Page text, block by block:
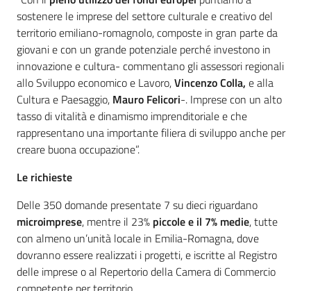
sostenere le imprese del settore culturale e creativo del
territorio emiliano-romagnolo, composte in gran parte da
giovani e con un grande potenziale perché investono in
innovazione e cultura- commentano gli assessori regionali
allo Sviluppo economico e Lavoro,Vincenzo Colla, e alla
Cultura e Paesaggio, Mauro Felicori-. Imprese con un alto
tasso di vitalità e dinamismo imprenditoriale e che
rappresentano una importante filiera di sviluppo anche per
creare buona occupazione”.
Le richieste
Delle 350 domande presentate 7 su dieci riguardano
microimprese, mentre il 23% piccole e il 7% medie, tutte
con almeno un’unità locale in Emilia-Romagna, dove
dovranno essere realizzati i progetti, e iscritte al Registro
delle imprese o al Repertorio della Camera di Commercio